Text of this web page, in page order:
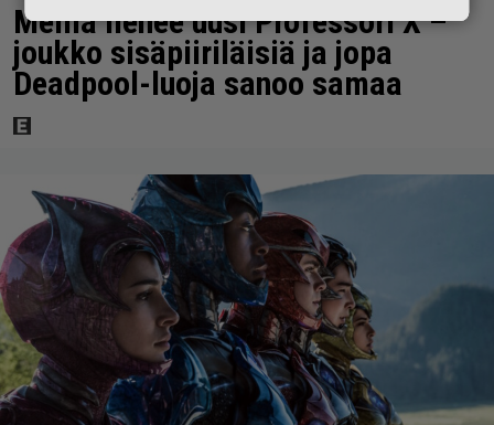
Meillä lienee uusi Professori X –
joukko sisäpiiriläisiä ja jopa
Deadpool-luoja sanoo samaa